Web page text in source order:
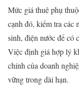
Mức giá thuê phụ
cạnh đó, kiểm tra các
sinh, điện nước để có
Việc định giá hợp lý
chính của doanh
vững trong dài hạn.